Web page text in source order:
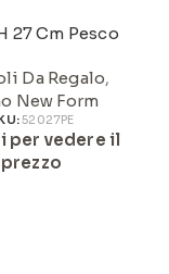
27 Cm Pesco
Da Regalo,
New Form
52027PE
per vedere il
prezzo